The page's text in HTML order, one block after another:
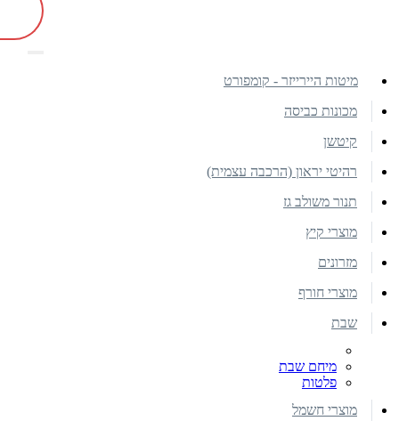
מיטות היירייזר - קומפורט
מכונות כביסה
קיטשן
רהיטי יראון (הרכבה עצמית)
תנור משולב גז
מוצרי קיץ
מזרונים
מוצרי חורף
שבת
מיחם שבת
פלטות
מוצרי חשמל